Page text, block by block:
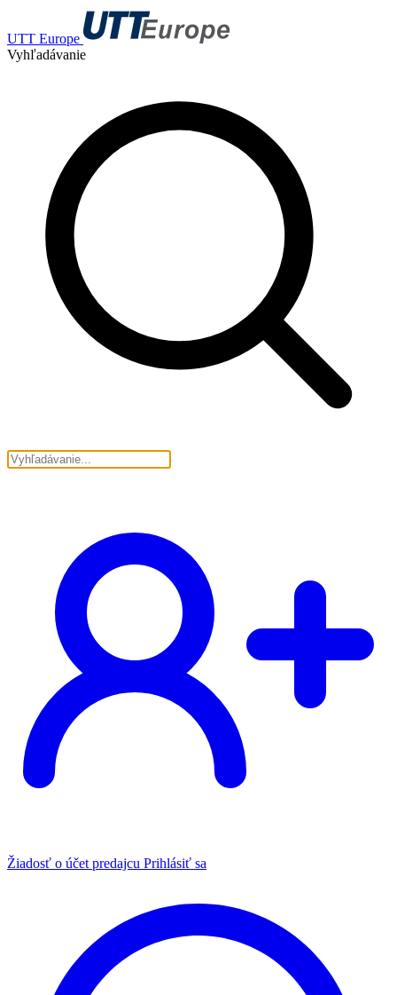
UTT Europe
Vyhľadávanie
Žiadosť o účet predajcu Prihlásiť sa